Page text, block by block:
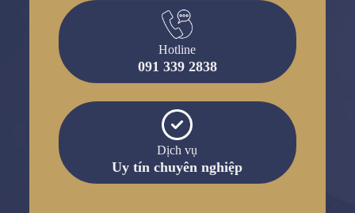
Hotline
091 339 2838
Dịch vụ
Uy tín chuyên nghiệp